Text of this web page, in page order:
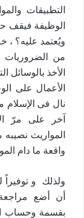
التطبيقات
الوظيفة فيقف
ويُعتمد عليه؟ ،
من الضروريات
الأخذ بالوسائل
الأعمال على
نال فى الإسلام
آخر على مرّ
المواريث
واقعة ما دام
ولذلك و توفيراً
أن أضع
بقسمة وحساب